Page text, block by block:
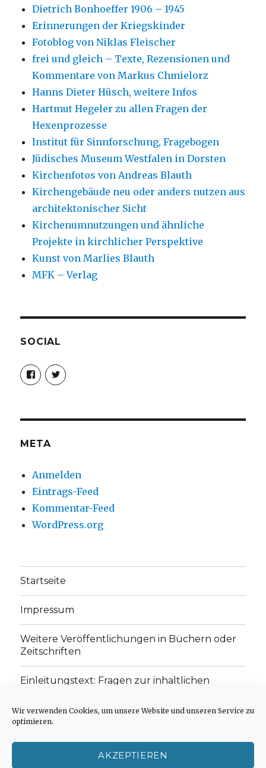
Wir verwenden Cookies, um unsere Website und unseren Service zu
optimieren.
AKZEPTIEREN
Dietrich Bonhoeffer 1906 – 1945
Erinnerungen der Kriegskinder
Fotoblog von Niklas Fleischer
frei und gleich – Texte, Rezensionen und
Kommentare von Markus Chmielorz
Hanns Dieter Hüsch, weitere Infos
Hartmut Hegeler zu allen Fragen der
Hexenprozesse
Institut für Sinnforschung, Fragebogen
Jüdisches Museum Westfalen in Dorsten
Kirchenfotos von Andreas Blauth
Kirchengebäude neu oder anders nutzen aus
architektonischer Sicht
Kirchenumnutzungen und ähnliche
Projekte in kirchlicher Perspektive
Kunst von Marlies Blauth
MFK – Verlag
SOCIAL
Profil
von
christoph.fleischer1
anzeigen
Profil
von
anzeigen
META
Anmelden
Eintrags-Feed
Kommentar-Feed
WordPress.org
Startseite
Impressum
Weitere Veröffentlichungen in Büchern oder
Zeitschriften
Einleitungstext: Fragen zur inhaltlichen
„schwachen Glaubens“